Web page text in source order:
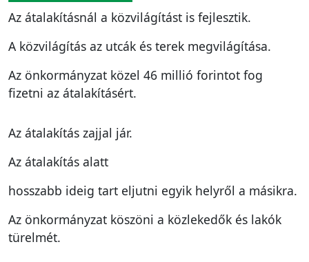
Az átalakításnál a közvilágítást is fejlesztik.
A közvilágítás az utcák és terek megvilágítása.
Az önkormányzat közel 46 millió forintot fog
fizetni az átalakításért.
Az átalakítás zajjal jár.
Az átalakítás alatt
hosszabb ideig tart eljutni egyik helyről a másikra.
Az önkormányzat köszöni a közlekedők és lakók
türelmét.